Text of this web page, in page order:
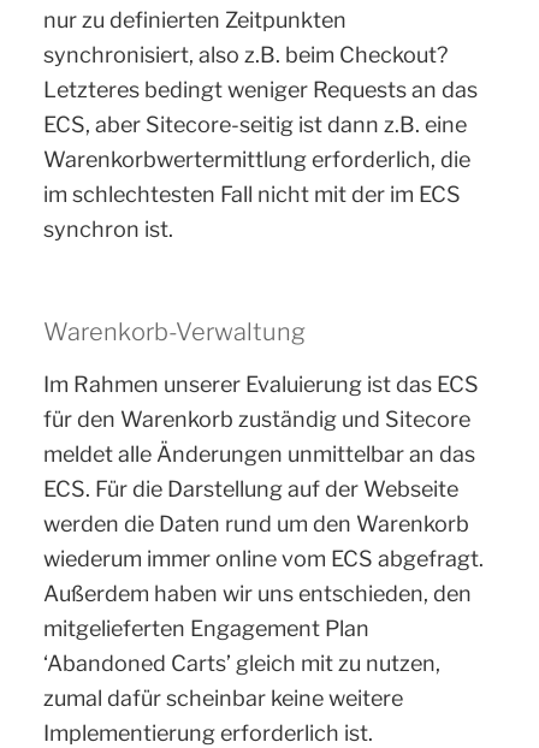
nur zu definierten Zeitpunkten
synchronisiert, also z.B. beim Checkout?
Letzteres bedingt weniger Requests an das
ECS, aber Sitecore-seitig ist dann z.B. eine
Warenkorbwertermittlung erforderlich, die
im schlechtesten Fall nicht mit der im ECS
synchron ist.
Warenkorb-Verwaltung
Im Rahmen unserer Evaluierung ist das ECS
für den Warenkorb zuständig und Sitecore
meldet alle Änderungen unmittelbar an das
ECS. Für die Darstellung auf der Webseite
werden die Daten rund um den Warenkorb
wiederum immer online vom ECS abgefragt.
Außerdem haben wir uns entschieden, den
mitgelieferten Engagement Plan
‘Abandoned Carts’ gleich mit zu nutzen,
zumal dafür scheinbar keine weitere
Implementierung erforderlich ist.